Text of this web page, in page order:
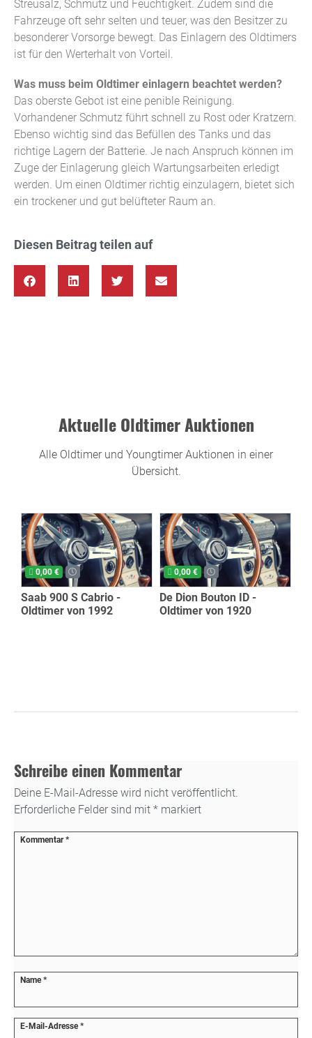
Streusalz, Schmutz und Feuchtigkeit. Zudem sind die
Fahrzeuge oft sehr selten und teuer, was den Besitzer zu
besonderer Vorsorge bewegt. Das Einlagern des Oldtimers
ist für den Werterhalt von Vorteil.
Was muss beim Oldtimer einlagern beachtet werden?
Das oberste Gebot ist eine penible Reinigung.
Vorhandener Schmutz führt schnell zu Rost oder Kratzern.
Ebenso wichtig sind das Befüllen des Tanks und das
richtige Lagern der Batterie. Je nach Anspruch können im
Zuge der Einlagerung gleich Wartungsarbeiten erledigt
werden. Um einen Oldtimer richtig einzulagern, bietet sich
ein trockener und gut belüfteter Raum an.
Diesen Beitrag teilen auf
Aktuelle Oldtimer Auktionen
Alle Oldtimer und Youngtimer Auktionen in einer
Übersicht.
0,00 €
Saab 900 S Cabrio -
Oldtimer von 1992
0,00 €
De Dion Bouton ID -
Oldtimer von 1920
Schreibe einen Kommentar
Deine E-Mail-Adresse wird nicht veröffentlicht.
Erforderliche Felder sind mit * markiert
Kommentar*
Name*
E-Mail-Adresse*